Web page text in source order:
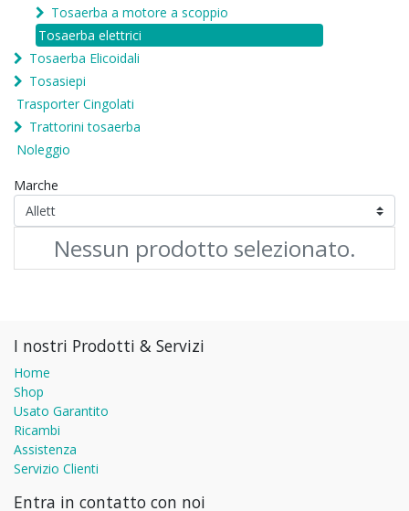
Tosaerba a motore a scoppio
Tosaerba elettrici
Tosaerba Elicoidali
Tosasiepi
Trasporter Cingolati
Trattorini tosaerba
Noleggio
Marche
Nessun prodotto selezionato.
I nostri Prodotti & Servizi
Home
Shop
Usato Garantito
Ricambi
Assistenza
Servizio Clienti
Entra in contatto con noi